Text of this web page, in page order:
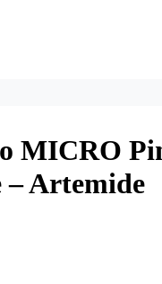
MICRO
– Artemide